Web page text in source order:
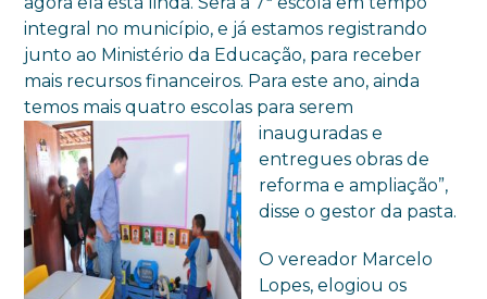
integral no município, e já estamos registrando
junto ao Ministério da Educação, para receber
mais recursos financeiros. Para este ano, ainda
temos mais quatro escolas para serem
inauguradas e
entregues obras de
reforma e ampliação”,
disse o gestor da pasta.
O vereador Marcelo
Lopes, elogiou os